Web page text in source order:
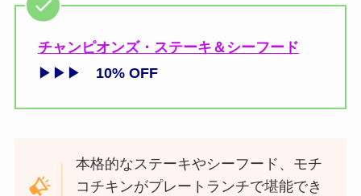
チャンピオンズ・ステーキ＆シーフード
▶▶▶ 10% OFF
本格的なステーキやシーフード、モチ
コチキンがプレートランチで堪能でき